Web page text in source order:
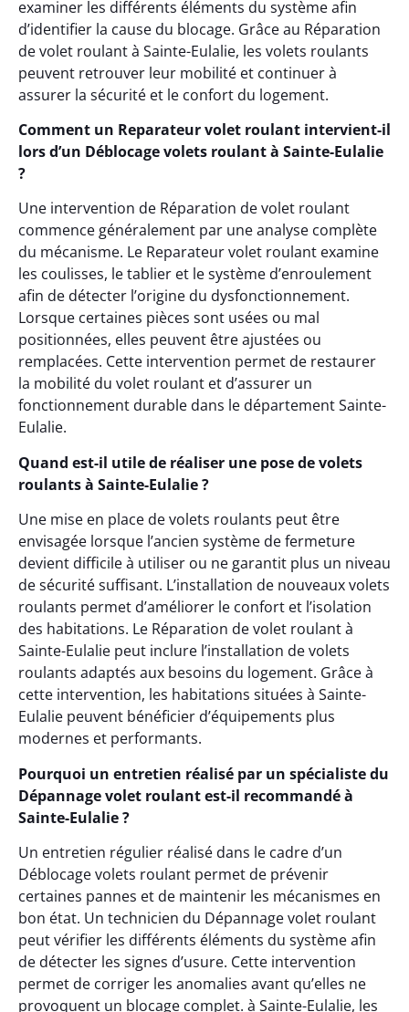
examiner les différents éléments du système afin
d’identifier la cause du blocage. Grâce au Réparation
de volet roulant à Sainte-Eulalie, les volets roulants
peuvent retrouver leur mobilité et continuer à
assurer la sécurité et le confort du logement.
Comment un Reparateur volet roulant intervient-il
lors d’un Déblocage volets roulant à Sainte-Eulalie
?
Une intervention de Réparation de volet roulant
commence généralement par une analyse complète
du mécanisme. Le Reparateur volet roulant examine
les coulisses, le tablier et le système d’enroulement
afin de détecter l’origine du dysfonctionnement.
Lorsque certaines pièces sont usées ou mal
positionnées, elles peuvent être ajustées ou
remplacées. Cette intervention permet de restaurer
la mobilité du volet roulant et d’assurer un
fonctionnement durable dans le département Sainte-
Eulalie.
Quand est-il utile de réaliser une pose de volets
roulants à Sainte-Eulalie ?
Une mise en place de volets roulants peut être
envisagée lorsque l’ancien système de fermeture
devient difficile à utiliser ou ne garantit plus un niveau
de sécurité suffisant. L’installation de nouveaux volets
roulants permet d’améliorer le confort et l’isolation
des habitations. Le Réparation de volet roulant à
Sainte-Eulalie peut inclure l’installation de volets
roulants adaptés aux besoins du logement. Grâce à
cette intervention, les habitations situées à Sainte-
Eulalie peuvent bénéficier d’équipements plus
modernes et performants.
Pourquoi un entretien réalisé par un spécialiste du
Dépannage volet roulant est-il recommandé à
Sainte-Eulalie ?
Un entretien régulier réalisé dans le cadre d’un
Déblocage volets roulant permet de prévenir
certaines pannes et de maintenir les mécanismes en
bon état. Un technicien du Dépannage volet roulant
peut vérifier les différents éléments du système afin
de détecter les signes d’usure. Cette intervention
permet de corriger les anomalies avant qu’elles ne
provoquent un blocage complet. à Sainte-Eulalie, les